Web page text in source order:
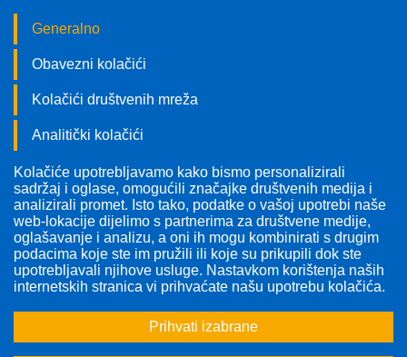
Pratite nas!
Generalno
Obavezni kolačići
Kolačići društvenih mreža
Analitički kolačići
Kolačiće upotrebljavamo kako bismo personalizirali
sadržaj i oglase, omogućili značajke društvenih medija i
analizirali promet. Isto tako, podatke o vašoj upotrebi naše
web-lokacije dijelimo s partnerima za društvene medije,
oglašavanje i analizu, a oni ih mogu kombinirati s drugim
podacima koje ste im pružili ili koje su prikupili dok ste
upotrebljavali njihove usluge. Nastavkom korištenja naših
internetskih stranica vi prihvaćate našu upotrebu kolačića.
Prihvati izabrane